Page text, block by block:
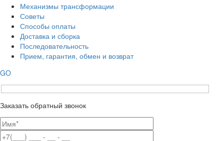
Механизмы трансформации
Советы
Способы оплаты
Доставка и сборка
Последовательность
Прием, гарантия, обмен и возврат
GO
Заказать обратный звонок